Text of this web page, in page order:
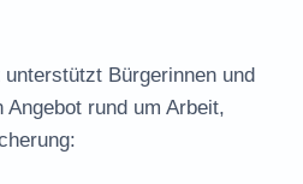
Bürgerinnen und
rund um Arbeit,